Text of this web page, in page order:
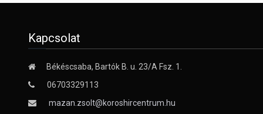
Kapcsolat
Békéscsaba, Bartók B. u. 23/A Fsz. 1.
06703329113
mazan.zsolt@koroshircentrum.hu